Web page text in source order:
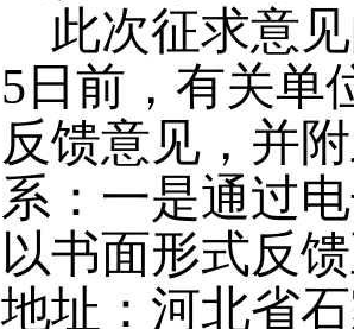
此次征求意
5 日前，有关单
反馈意见，并
系：一是通过
以书面形式反
地址：河北省